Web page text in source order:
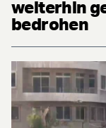
weiterhin
bedrohen